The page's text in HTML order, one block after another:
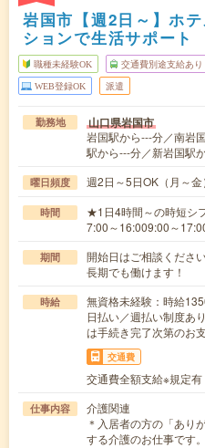
岩国市【週2日～】ホ
ションで生活サポート
職種未経験OK 交通費別途支給あり
WEB登録OK 派遣
勤務地 山口県岩国市
岩国駅から---分／南岩
駅から---分／新岩国駅
曜日頻度 週2日～5日OK（月～
時間
★1日4時間～の時短シ
7:00～16:009:00～
期間
開始日はご相談くだ
長期でも働けます！
時給
無資格未経験：時給
日払い／週払い制度あ
は手続き完了次第のお
交通費
交通費全額支給※規定有
仕事内容
介護関連
＊入居者の方の「あり
する介護のお仕事です